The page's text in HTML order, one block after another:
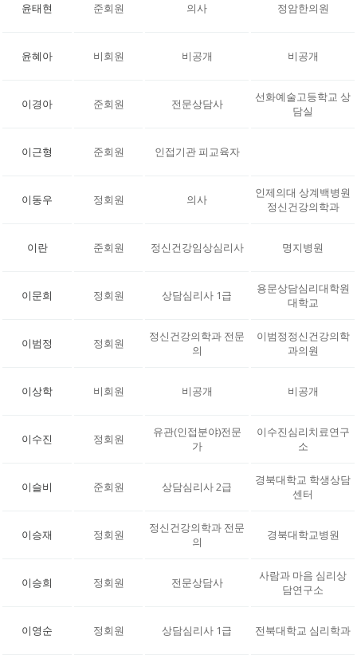
윤태현 준회원 의사 정암한의원
윤혜아 비회원 비공개 비공개
이경아 준회원 전문상담사
선화예술고등학교 상
담실
이근형 준회원 인접기관 피교육자
이동우 정회원 의사
인제의대 상계백병원
정신건강의학과
이란 준회원 정신건강임상심리사 명지병원
이문희 정회원 상담심리사 1급
용문상담심리대학원
대학교
이범정 정회원
정신건강의학과 전문
의
이범정정신건강의학
과의원
이상학 비회원 비공개 비공개
이수진 정회원
유관(인접분야)전문
가
이수진심리치료연구
소
이슬비 준회원 상담심리사 2급
경북대학교 학생상담
센터
이승재 정회원
정신건강의학과 전문
의
경북대학교병원
이승희 정회원 전문상담사
사람과 마음 심리상
담연구소
이영순 정회원 상담심리사 1급 전북대학교 심리학과